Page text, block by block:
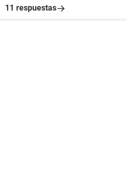
11 respuestas